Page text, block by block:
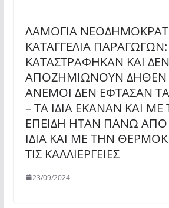
ΛΑΜΟΓΙΑ
ΚΑΤΑΓΓΕΛΙΑ ΠΑΡΑΓΩΓΩΝ:
ΚΑΤΑΣΤΡΑΦΗΚΑΝ ΚΑΙ
ΑΠΟΖΗΜΙΩΝΟΥΝ ΔΗΘΕΝ
ΑΝΕΜΟΙ ΔΕΝ ΕΦΤΑΣΑΝ
– ΤΑ ΙΔΙΑ ΕΚΑΝΑΝ ΚΑΙ
ΕΠΕΙΔΗ ΗΤΑΝ ΠΑΝΩ ΑΠΟ
ΙΔΙΑ ΚΑΙ ΜΕ ΤΗΝ
ΤΙΣ ΚΑΛΛΙΕΡΓΕΙΕΣ
23/09/2024